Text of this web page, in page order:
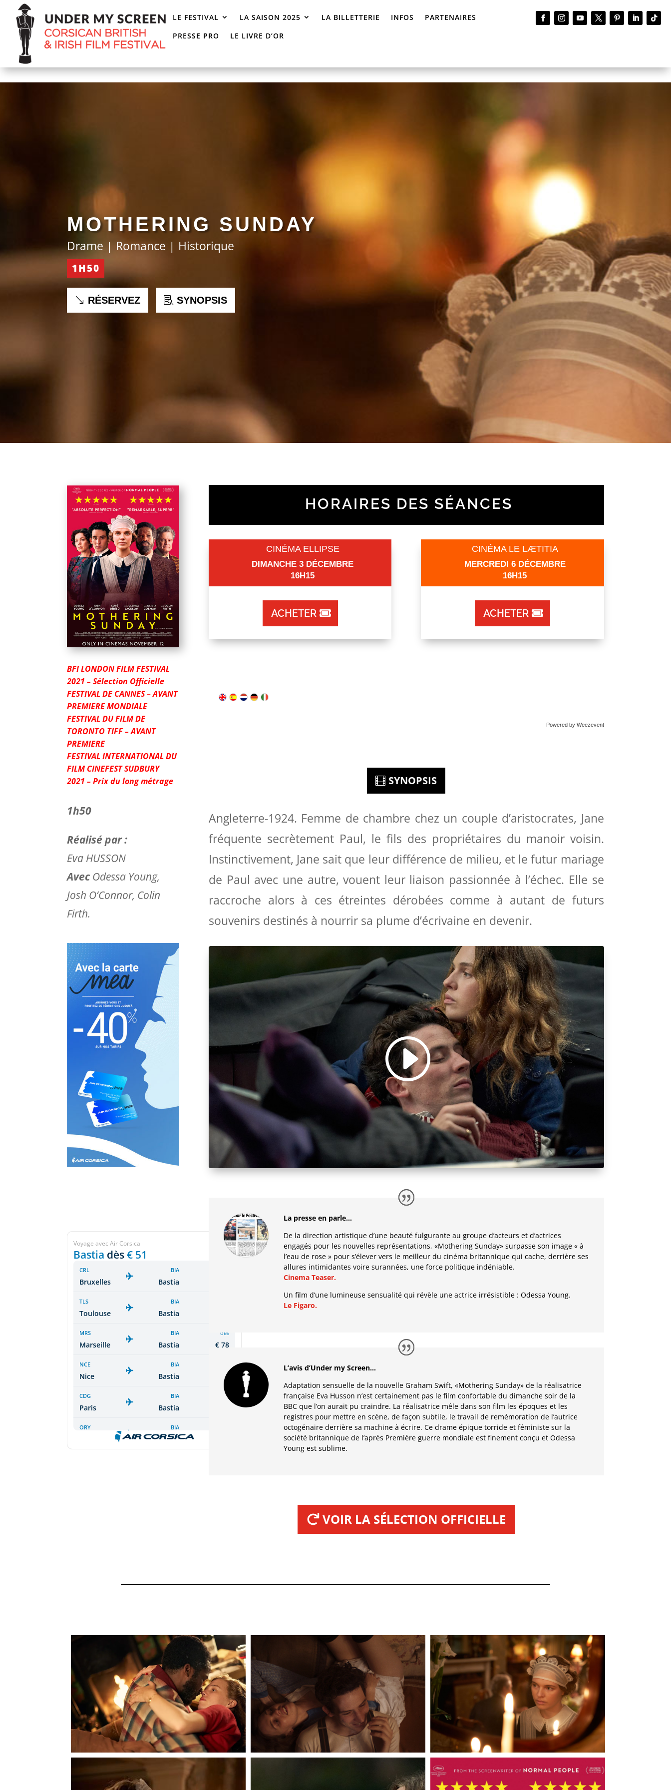
LE FESTIVAL LA SAISON 2025 LA BILLETTERIE INFOS
PARTENAIRES
PRESSE PRO
LE LIVRE D’OR
MOTHERING SUNDAY
Drame | Romance | Historique
1H50
RÉSERVEZ SYNOPSIS
BFI LONDON FILM FESTIVAL
2021 – Sélection Officielle
FESTIVAL DE CANNES – AVANT
PREMIERE MONDIALE
FESTIVAL DU FILM DE
TORONTO TIFF – AVANT
PREMIERE
FESTIVAL INTERNATIONAL DU
FILM CINEFEST SUDBURY
2021 – Prix du long métrage
1h50
Réalisé par :
Eva HUSSON
Avec Odessa Young,
Josh O’Connor, Colin
Firth.
HORAIRES DES SÉANCES
CINÉMA ELLIPSE
DIMANCHE 3 DÉCEMBRE
16H15
ACHETER
CINÉMA LE LÆTITIA
MERCREDI 6 DÉCEMBRE
16H15
ACHETER
Powered by Weezevent
SYNOPSIS
Angleterre-1924. Femme de chambre chez un couple d’aristocrates, Jane
fréquente secrètement Paul, le fils des propriétaires du manoir voisin.
Instinctivement, Jane sait que leur différence de milieu, et le futur mariage
de Paul avec une autre, vouent leur liaison passionnée à l’échec. Elle se
raccroche alors à ces étreintes dérobées comme à autant de futurs
souvenirs destinés à nourrir sa plume d’écrivaine en devenir.
La presse en parle…
De la direction artistique d’une beauté fulgurante au groupe d’acteurs et d’actrices
engagés pour les nouvelles représentations, «Mothering Sunday» surpasse son image « à
l’eau de rose » pour s’élever vers le meilleur du cinéma britannique qui cache, derrière ses
allures intimidantes voire surannées, une force politique indéniable.
Cinema Teaser.
Un film d’une lumineuse sensualité qui révèle une actrice irrésistible : Odessa Young.
Le Figaro.
L’avis d’Under my Screen…
Adaptation sensuelle de la nouvelle Graham Swift, «Mothering Sunday» de la réalisatrice
française Eva Husson n’est certainement pas le film confortable du dimanche soir de la
BBC que l’on aurait pu craindre. La réalisatrice mêle dans son film les époques et les
registres pour mettre en scène, de façon subtile, le travail de remémoration de l’autrice
octogénaire derrière sa machine à écrire. Ce drame épique torride et féministe sur la
société britannique de l’après Première guerre mondiale est finement conçu et Odessa
Young est sublime.
VOIR LA SÉLECTION OFFICIELLE